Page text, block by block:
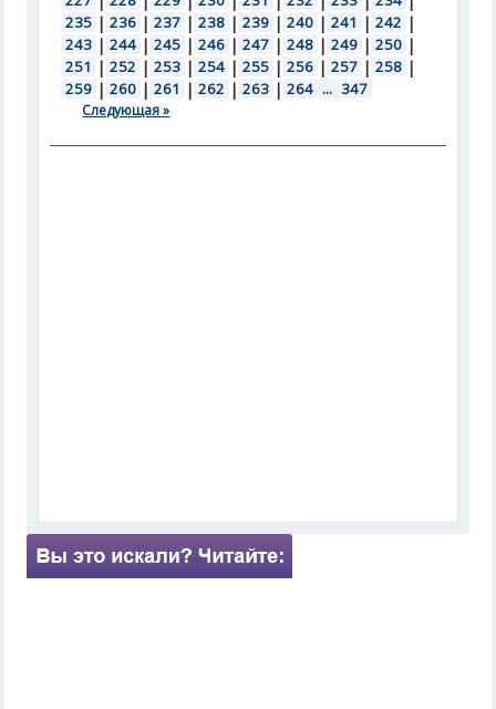
235 | 236 | 237 | 238 | 239 | 240 | 241 | 242 |
243 | 244 | 245 | 246 | 247 | 248 | 249 | 250 |
251 | 252 | 253 | 254 | 255 | 256 | 257 | 258 |
259 | 260 | 261 | 262 | 263 | 264 ... 347
Следующая »